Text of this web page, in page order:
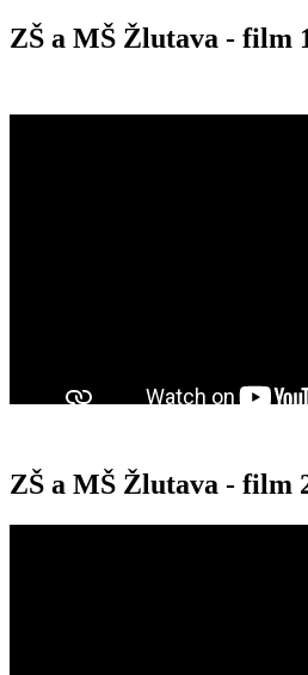
ZŠ a MŠ Žlutava - film
ZŠ a MŠ Žlutava - film